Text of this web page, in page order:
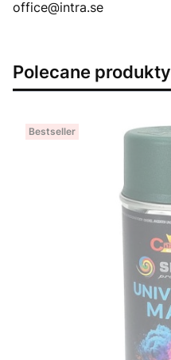
office@intra.se
Polecane produkty
Bestseller